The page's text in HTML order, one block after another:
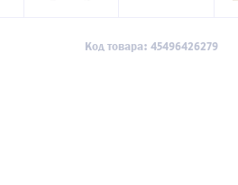
Код товара: 45496426279